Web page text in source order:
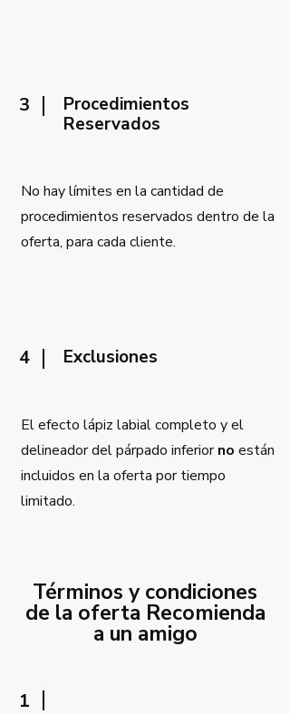
3
Procedimientos
Reservados
No hay límites en la cantidad de
procedimientos reservados dentro de la
oferta, para cada cliente.
4 Exclusiones
El efecto lápiz labial completo y el
delineador del párpado inferiorno están
incluidos en la oferta por tiempo
limitado.
Términos y condiciones
de la oferta Recomienda
a un amigo
1